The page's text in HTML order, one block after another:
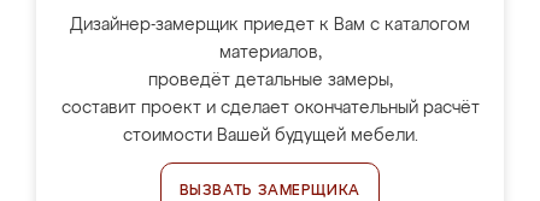
Дизайнер-замерщик приедет к Вам с каталогом
материалов,
проведёт детальные замеры,
составит проект и сделает окончательный расчёт
стоимости Вашей будущей мебели.
ВЫЗВАТЬ ЗАМЕРЩИКА